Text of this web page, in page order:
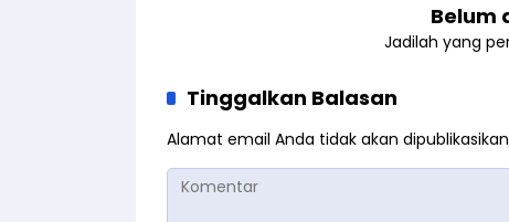
Belum
Jadilah yang
Tinggalkan Balasan
Alamat email Anda tidak akan